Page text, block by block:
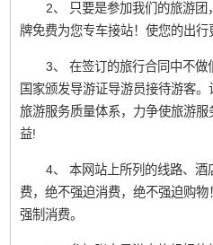
2、 只要是参加我们的旅游
牌免费为您专车接站！使您的出行
3、 在签订的旅行合同中不
国家颁发导游证导游员接待游客
旅游服务质量体系，力争使旅游
益!
4、 本网站上所列的线路、
费，绝不强迫消费，绝不强迫购
强制消费。